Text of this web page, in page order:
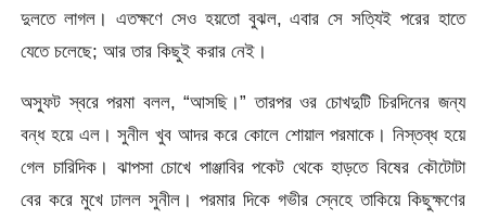
দুলতে লাগল। এতক্ষণে সেও হয়তো বুঝল, এবার সে সত্যিই পরের হাতে
যেতে চলেছে; আর তার কিছুই করার নেই।
অস্ফুট স্বরে পরমা বলল, “আসছি।” তারপর ওর চোখদুটি চিরদিনের জন্য
বন্ধ হয়ে এল। সুনীল খুব আদর করে কোলে শোয়াল পরমাকে। নিস্তব্ধ হয়ে
গেল চারিদিক। ঝাপসা চোখে পাঞ্জাবির পকেট থেকে হাড়তে বিষের কৌটোটা
বের করে মুখে ঢালল সুনীল। পরমার দিকে গভীর স্নেহে তাকিয়ে কিছুক্ষণের